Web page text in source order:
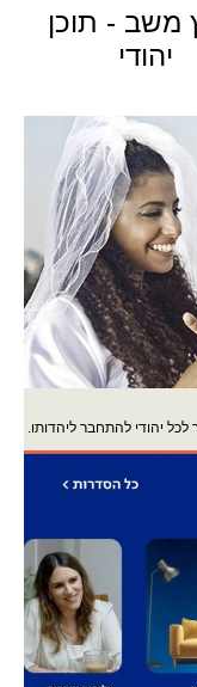
משב - תוכן
יהודי
יהודי להתחבר ליהדותו.